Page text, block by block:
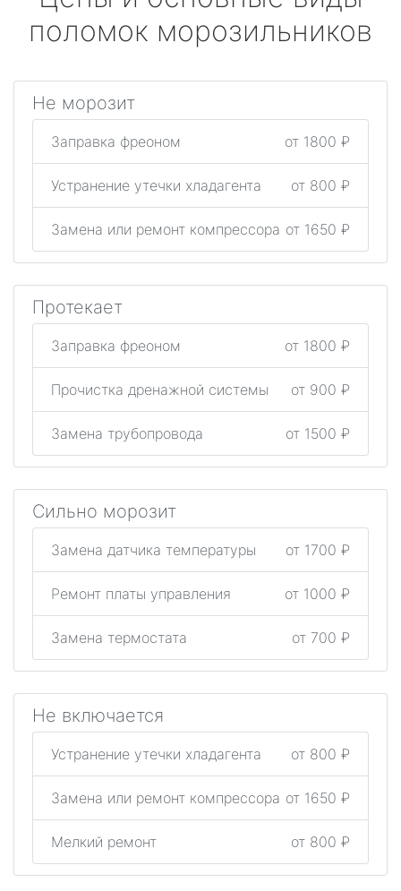
поломок морозильников
Не морозит
Заправка фреоном от 1800 ₽
Устранение утечки хладагента от 800 ₽
Замена или ремонт компрессора от 1650 ₽
Протекает
Заправка фреоном от 1800 ₽
Прочистка дренажной системы от 900 ₽
Замена трубопровода от 1500 ₽
Сильно морозит
Замена датчика температуры от 1700 ₽
Ремонт платы управления от 1000 ₽
Замена термостата от 700 ₽
Не включается
Устранение утечки хладагента от 800 ₽
Замена или ремонт компрессора от 1650 ₽
Мелкий ремонт от 800 ₽